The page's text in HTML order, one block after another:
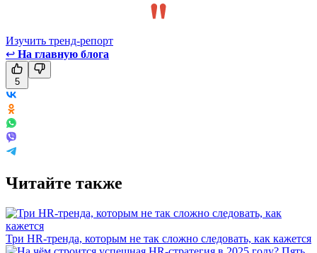
Изучить тренд-репорт
↩ На главную блога
5
Читайте также
Три HR-тренда, которым не так сложно следовать, как кажется